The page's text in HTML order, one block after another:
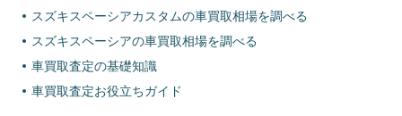
スズキスペーシアカスタムの車買取相場を調べる
スズキスペーシアの車買取相場を調べる
車買取査定の基礎知識
車買取査定お役立ちガイド